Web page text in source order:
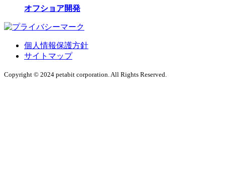
オフショア開発
個人情報保護方針
サイトマップ
Copyright © 2024 petabit corporation. All Rights Reserved.